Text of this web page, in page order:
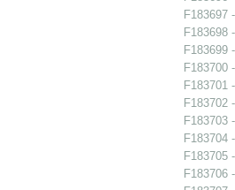
F183697
F183698
F183699
F183700
F183701
F183702
F183703
F183704
F183705
F183706